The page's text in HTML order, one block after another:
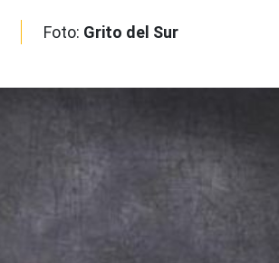
Foto: Grito del Sur